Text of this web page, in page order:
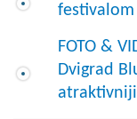
FOTO &
Dvigrad